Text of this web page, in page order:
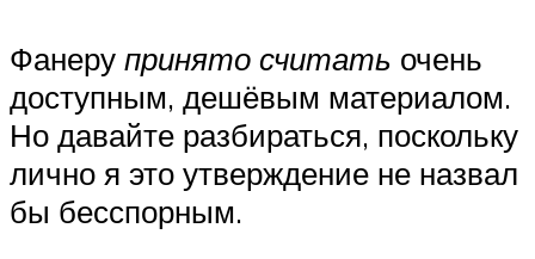
Фанеру принято считать очень
доступным, дешёвым материалом.
Но давайте разбираться, поскольку
лично я это утверждение не назвал
бы бесспорным.